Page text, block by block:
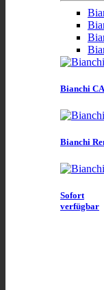
Bianchi
Bianchi
Sofort
verfügbar